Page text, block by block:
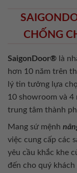
CHỐNG
SaigonDoor® là
hơn 10 năm trên
lý tin tưởng lựa
10 showroom và
trung tâm thành
Mang sứ mệnh
việc cung cấp các
yêu cầu khắc khe
đến cho quý